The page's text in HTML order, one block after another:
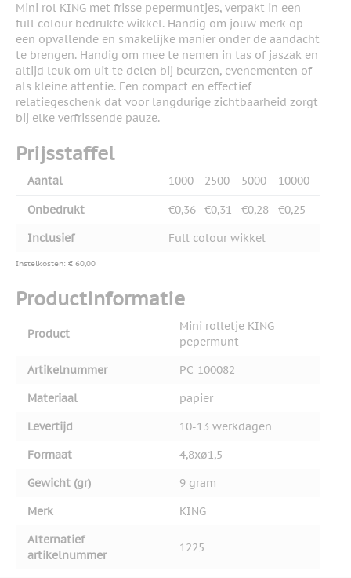
Mini rol KING met frisse pepermuntjes, verpakt in een
full colour bedrukte wikkel. Handig om jouw merk op
een opvallende en smakelijke manier onder de aandacht
te brengen. Handig om mee te nemen in tas of jaszak en
altijd leuk om uit te delen bij beurzen, evenementen of
als kleine attentie. Een compact en effectief
relatiegeschenk dat voor langdurige zichtbaarheid zorgt
bij elke verfrissende pauze.
Prijsstaffel
Aantal 1000 2500 5000 10000
Onbedrukt €0,36 €0,31 €0,28
€0,25
Inclusief
Full colour wikkel
Instelkosten: € 60,00
Productinformatie
Product
Mini rolletje KING
pepermunt
Artikelnummer
PC-100082
Materiaal
papier
Levertijd
10-13 werkdagen
Formaat
4,8xø1,5
Gewicht (gr)
9 gram
Merk
KING
Alternatief
artikelnummer
1225